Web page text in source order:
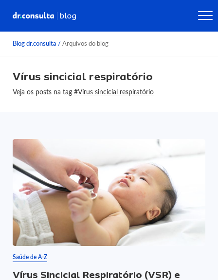
Blog dr.consulta / Arquivos do blog
Vírus sincicial respiratório
Veja os posts na tag#Vírus sincicial respiratório
Saúde de A-Z
Vírus Sincicial Respiratório (VSR) e